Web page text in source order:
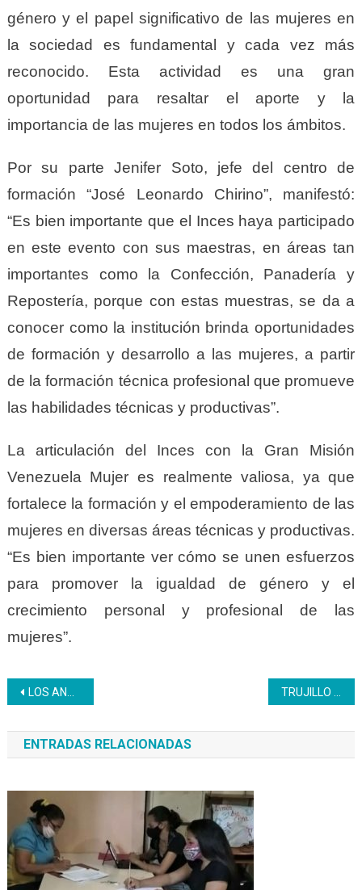
género y el papel significativo de las mujeres en
la sociedad es fundamental y cada vez más
reconocido. Esta actividad es una gran
oportunidad para resaltar el aporte y la
importancia de las mujeres en todos los ámbitos.
Por su parte Jenifer Soto, jefe del centro de
formación “José Leonardo Chirino”, manifestó:
“Es bien importante que el Inces haya participado
en este evento con sus maestras, en áreas tan
importantes como la Confección, Panadería y
Repostería, porque con estas muestras, se da a
conocer como la institución brinda oportunidades
de formación y desarrollo a las mujeres, a partir
de la formación técnica profesional que promueve
las habilidades técnicas y productivas”.
La articulación del Inces con la Gran Misión
Venezuela Mujer es realmente valiosa, ya que
fortalece la formación y el empoderamiento de las
mujeres en diversas áreas técnicas y productivas.
“Es bien importante ver cómo se unen esfuerzos
para promover la igualdad de género y el
crecimiento personal y profesional de las
mujeres”.
Navegación
de
entradas
LOS ANDES | 27 merideños culminan el perfil productivo Panadero en el Inces TRUJILLO | Inces abre inscripciones para plan vacacional
ENTRADAS RELACIONADAS